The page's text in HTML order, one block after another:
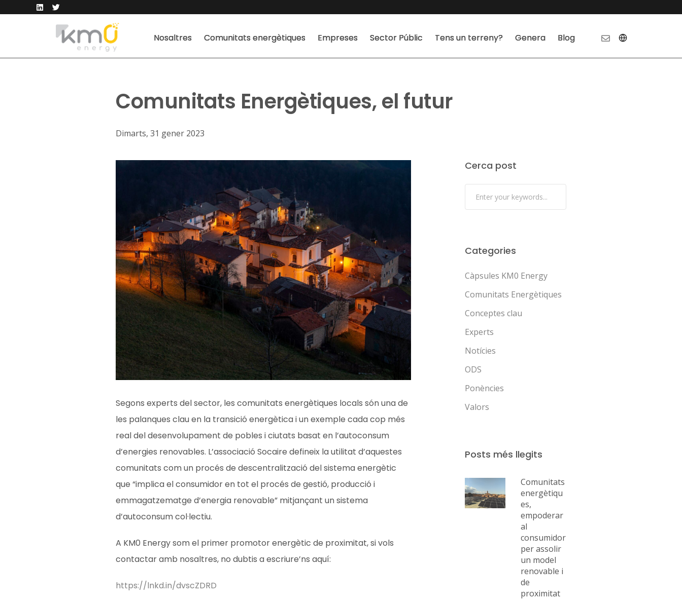
Nosaltres Comunitats energètiques Empreses Sector Públic Tens un terreny? Genera Blog
Comunitats Energètiques, el futur
Dimarts, 31 gener 2023
Segons experts del sector, les comunitats energètiques locals són una de
les palanques clau en la transició energètica i un exemple cada cop més
real del desenvolupament de pobles i ciutats basat en l’autoconsum
d’energies renovables. L’associació Socaire defineix la utilitat d’aquestes
comunitats com un procés de descentralització del sistema energètic
que “implica el consumidor en tot el procés de gestió, producció i
emmagatzematge d’energia renovable” mitjançant un sistema
d’autoconsum col·lectiu.
A KM0 Energy som el primer promotor energètic de proximitat, si vols
contactar amb nosaltres, no dubtis a escriure’ns aquí:
https://lnkd.in/dvscZDRD
Cerca post
Categories
Càpsules KM0 Energy
Comunitats Energètiques
Conceptes clau
Experts
Notícies
ODS
Ponències
Valors
Posts més llegits
Comunitats
energètiqu
es,
empoderar
al
consumidor
per assolir
un model
renovable i
de
proximitat